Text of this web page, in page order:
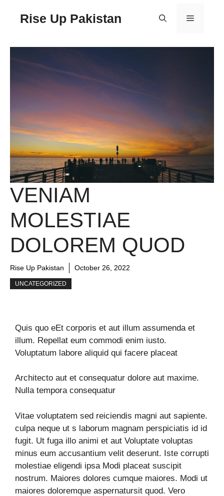
Rise Up Pakistan
VENIAM
MOLESTIAE
DOLOREM QUOD
Rise Up Pakistan October 26, 2022
UNCATEGORIZED
Quis quo eEt corporis et aut illum assumenda et
illum. Repellat eum commodi enim iusto.
Voluptatum labore aliquid qui facere placeat
Architecto aut et consequatur dolore aut maxime.
Nulla tempora consequatur
Vitae voluptatem sed reiciendis magni aut sapiente.
culpa neque ut s laborum magnam perspiciatis id id
fugit. Ut fuga illo animi et aut Voluptate voluptas
minus eum accusantium velit deserunt. Iste corrupti
molestiae eligendi ipsa Modi placeat suscipit
nostrum. Maiores dolores cumque maiores. Modi ut
maiores doloremque aspernatursit quod. Vero